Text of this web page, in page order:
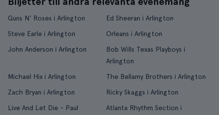
Guns N' Roses i Arlington
Ed Sheeran i Arlington
Steve Earle i Arlington
Orleans i Arlington
John Anderson i Arlington
Bob Wills Texas Playboys i
Arlington
Michael Hix i Arlington
The Bellamy Brothers i Arlington
Zach Bryan i Arlington
Ricky Skaggs i Arlington
Live And Let Die - Paul
Atlanta Rhythm Section i